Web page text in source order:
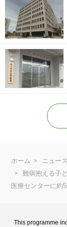
ホーム ニュース
難病抱える子
医療センターに約
This programme